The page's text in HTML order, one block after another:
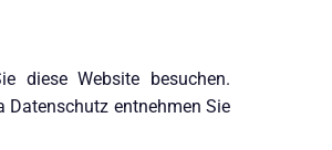
diese Website besuchen.
Datenschutz entnehmen Sie